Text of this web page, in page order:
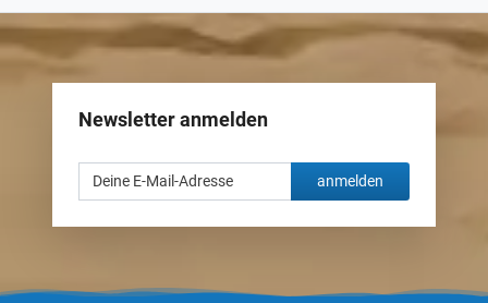
Newsletter anmelden
anmelden